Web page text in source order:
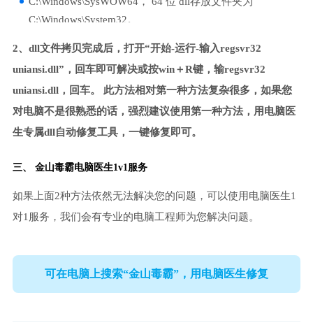
C:\Windows\System32。
2、dll文件拷贝完成后，打开“开始-运行-输入regsvr32
uniansi.dll”，回车即可解决或按win＋R键，输regsvr32
uniansi.dll，回车。 此方法相对第一种方法复杂很多，如果您
对电脑不是很熟悉的话，强烈建议使用第一种方法，用电脑医
生专属dll自动修复工具，一键修复即可。
三、 金山毒霸电脑医生1v1服务
如果上面2种方法依然无法解决您的问题，可以使用电脑医生1
对1服务，我们会有专业的电脑工程师为您解决问题。
可在电脑上搜索“金山毒霸”，用电脑医生修复